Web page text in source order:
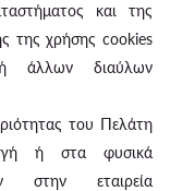
και της
της χρήσης cookies
άλλων διαύλων
του Πελάτη
ή στα φυσικά
στην εταιρεία